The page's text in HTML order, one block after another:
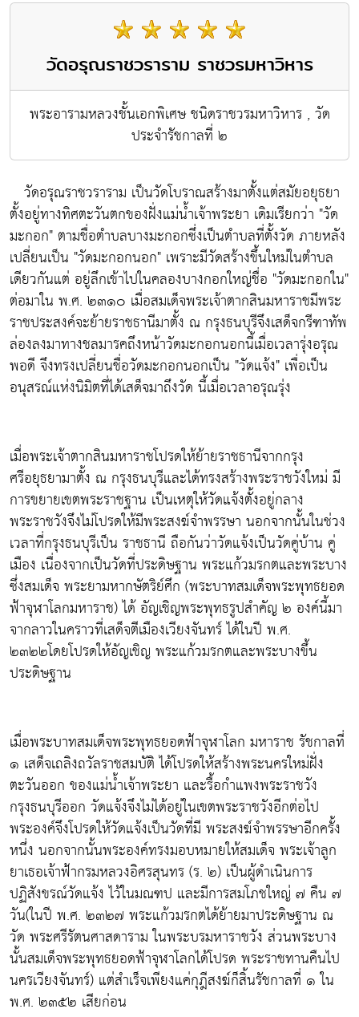
วัดอรุณราชวราราม ราชวรมหาวิหาร
พระอารามหลวงชั้นเอกพิเศษ ชนิดราชวรมหาวิหาร , วัด
ประจำรัชกาลที่ ๒
วัดอรุณราชวราราม เป็นวัดโบราณสร้างมาตั้งแต่สมัยอยุธยา
ตั้งอยู่ทางทิศตะวันตกของฝั่งแม่น้ำเจ้าพระยา เดิมเรียกว่า "วัด
มะกอก" ตามชื่อตำบลบางมะกอกซึ่งเป็นตำบลที่ตั้งวัด ภายหลัง
เปลี่ยนเป็น "วัดมะกอกนอก" เพราะมีวัดสร้างขึ้นใหม่ในตำบล
เดียวกันแต่ อยู่ลึกเข้าไปในคลองบางกอกใหญ่ชื่อ "วัดมะกอกใน"
ต่อมาใน พ.ศ. ๒๓๑๐ เมื่อสมเด็จพระเจ้าตากสินมหาราชมีพระ
ราชประสงค์จะย้ายราชธานีมาตั้ง ณ กรุงธนบุรีจึงเสด็จกรีฑาทัพ
ล่องลงมาทางชลมารคถึงหน้าวัดมะกอกนอกนี้เมื่อเวลารุ่งอรุณ
พอดี จึงทรงเปลี่ยนชื่อวัดมะกอกนอกเป็น "วัดแจ้ง" เพื่อเป็น
อนุสรณ์แห่งนิมิตที่ได้เสด็จมาถึงวัด นี้เมื่อเวลาอรุณรุ่ง
เมื่อพระเจ้าตากสินมหาราชโปรดให้ย้ายราชธานีจากกรุง
ศรีอยุธยามาตั้ง ณ กรุงธนบุรีและได้ทรงสร้างพระราชวังใหม่ มี
การขยายเขตพระราชฐาน เป็นเหตุให้วัดแจ้งตั้งอยู่กลาง
พระราชวังจึงไม่โปรดให้มีพระสงฆ์จำพรรษา นอกจากนั้นในช่วง
เวลาที่กรุงธนบุรีเป็น ราชธานี ถือกันว่าวัดแจ้งเป็นวัดคู่บ้าน คู่
เมือง เนื่องจากเป็นวัดที่ประดิษฐาน พระแก้วมรกตและพระบาง
ซึ่งสมเด็จ พระยามหากษัตริย์ศึก (พระบาทสมเด็จพระพุทธยอด
ฟ้าจุฬาโลกมหาราช) ได้ อัญเชิญพระพุทธรูปสำคัญ ๒ องค์นี้มา
จากลาวในคราวที่เสด็จตีเมืองเวียงจันทร์ ได้ในปี พ.ศ.
๒๓๒๒โดยโปรดให้อัญเชิญ พระแก้วมรกตและพระบางขึ้น
ประดิษฐาน
เมื่อพระบาทสมเด็จพระพุทธยอดฟ้าจุฬาโลก มหาราช รัชกาลที่
๑ เสด็จเถลิงถวัลราชสมบัติ ได้โปรดให้สร้างพระนครใหม่ฝั่ง
ตะวันออก ของแม่น้ำเจ้าพระยา และรื้อกำแพงพระราชวัง
กรุงธนบุรีออก วัดแจ้งจึงไม่ได้อยู่ในเขตพระราชวังอีกต่อไป
พระองค์จึงโปรดให้วัดแจ้งเป็นวัดที่มี พระสงฆ์จำพรรษาอีกครั้ง
หนึ่ง นอกจากนั้นพระองค์ทรงมอบหมายให้สมเด็จ พระเจ้าลูก
ยาเธอเจ้าฟ้ากรมหลวงอิศรสุนทร (ร. ๒) เป็นผู้ดำเนินการ
ปฏิสังขรณ์วัดแจ้ง ไว้ในมณฑป และมีการสมโภชใหญ่ ๗ คืน ๗
วัน(ในปี พ.ศ. ๒๓๒๗ พระแก้วมรกตได้ย้ายมาประดิษฐาน ณ
วัด พระศรีรัตนศาสดาราม ในพระบรมหาราชวัง ส่วนพระบาง
นั้นสมเด็จพระพุทธยอดฟ้าจุฬาโลกได้โปรด พระราชทานคืนไป
นครเวียงจันทร์) แต่สำเร็จเพียงแค่กุฎีสงฆ์ก็สิ้นรัชกาลที่ ๑ ใน
พ.ศ. ๒๓๕๒ เสียก่อน